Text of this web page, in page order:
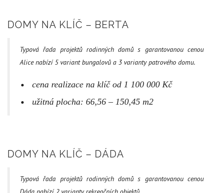
DOMY NA KLÍČ – BERTA
Typová řada projektů rodinných domů s garantovanou cenou
Alice nabízí 5 variant bungalovů a 3 varianty patrového domu.
cena realizace na klíč od 1 100 000 Kč
užitná plocha: 66,56 – 150,45 m2
DOMY NA KLÍČ – DÁDA
Typová řada projektů rodinných domů s garantovanou cenou